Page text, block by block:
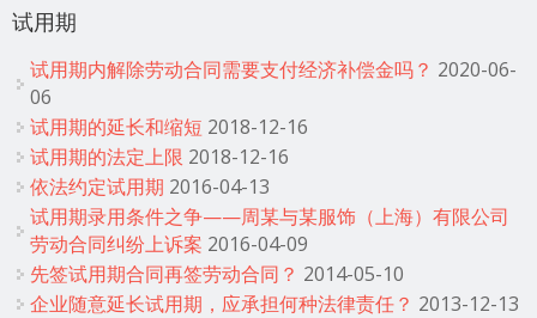
试用期
试用期内解除劳动合同需要支付经济补偿金吗？ 2020-06-
06
试用期的延长和缩短 2018-12-16
试用期的法定上限 2018-12-16
依法约定试用期 2016-04-13
试用期录用条件之争——周某与某服饰（上海）有限公司
劳动合同纠纷上诉案 2016-04-09
先签试用期合同再签劳动合同？ 2014-05-10
企业随意延长试用期，应承担何种法律责任？ 2013-12-13